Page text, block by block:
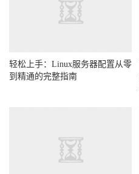
轻松上手：Linux服务器配置从零
到精通的完整指南